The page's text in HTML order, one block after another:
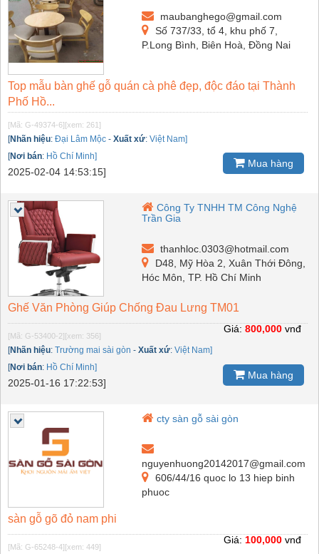
maubanghego@gmail.com
Số 737/33, tổ 4, khu phố 7,
P.Long Bình, Biên Hoà, Đồng Nai
Top mẫu bàn ghế gỗ quán cà phê đẹp, độc đáo tại Thành
Phố Hồ...
[Mã: G-49374-6] [xem: 261]
[Nhãn hiệu: Đại Lâm Mộc - Xuất xứ: Việt Nam]
[Nơi bán: Hồ Chí Minh]
2025-02-04 14:53:15]
Mua hàng
Công Ty TNHH TM Công Nghệ
Trần Gia
thanhloc.0303@hotmail.com
D48, Mỹ Hòa 2, Xuân Thới Đông,
Hóc Môn, TP. Hồ Chí Minh
Ghế Văn Phòng Giúp Chống Đau Lưng TM01
[Mã: G-53400-2] [xem: 356]
[Nhãn hiệu: Trường mai sài gòn - Xuất xứ: Việt Nam]
[Nơi bán: Hồ Chí Minh]
2025-01-16 17:22:53]
Giá: 800,000 vnđ
Mua hàng
cty sàn gỗ sài gòn
nguyenhuong20142017@gmail.com
606/44/16 quoc lo 13 hiep binh
phuoc
sàn gỗ gõ đỏ nam phi
[Mã: G-65248-4] [xem: 449]
Giá: 100,000 vnđ